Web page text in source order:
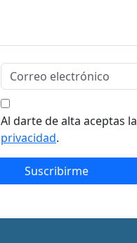
Al darte de alta aceptas la
privacidad.
Suscribirme